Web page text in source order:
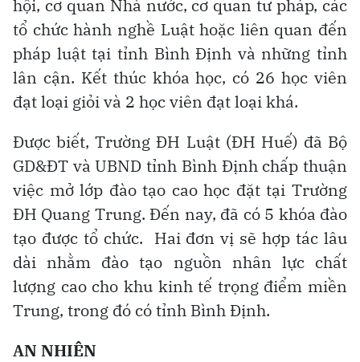
hội, cơ quan Nhà nước, cơ quan tư pháp, các
tổ chức hành nghề Luật hoặc liên quan đến
pháp luật tại tỉnh Bình Định và những tỉnh
lân cận. Kết thúc khóa học, có 26 học viên
đạt loại giỏi và 2 học viên đạt loại khá.
Được biết, Trường ĐH Luật (ĐH Huế) đã Bộ
GD&ĐT và UBND tỉnh Bình Định chấp thuận
việc mở lớp đào tạo cao học đặt tại Trường
ĐH Quang Trung. Đến nay, đã có 5 khóa đào
tạo được tổ chức. Hai đơn vị sẽ hợp tác lâu
dài nhằm đào tạo nguồn nhân lực chất
lượng cao cho khu kinh tế trọng điểm miền
Trung, trong đó có tỉnh Bình Định.
AN NHIÊN